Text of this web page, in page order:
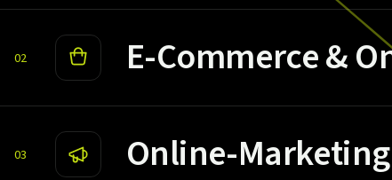
02 E-Commerce &
03 Online-Marketing